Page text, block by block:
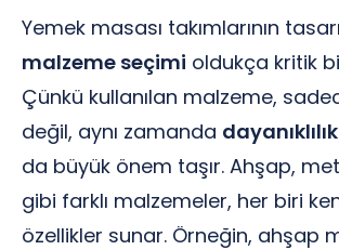
Yemek masası takımlarının
malzeme seçimi oldukça kritik
Çünkü kullanılan malzeme,
değil, aynı zamanda dayanıklılık
da büyük önem taşır. Ahşap,
gibi farklı malzemeler, her biri
özellikler sunar. Örneğin, ahşap